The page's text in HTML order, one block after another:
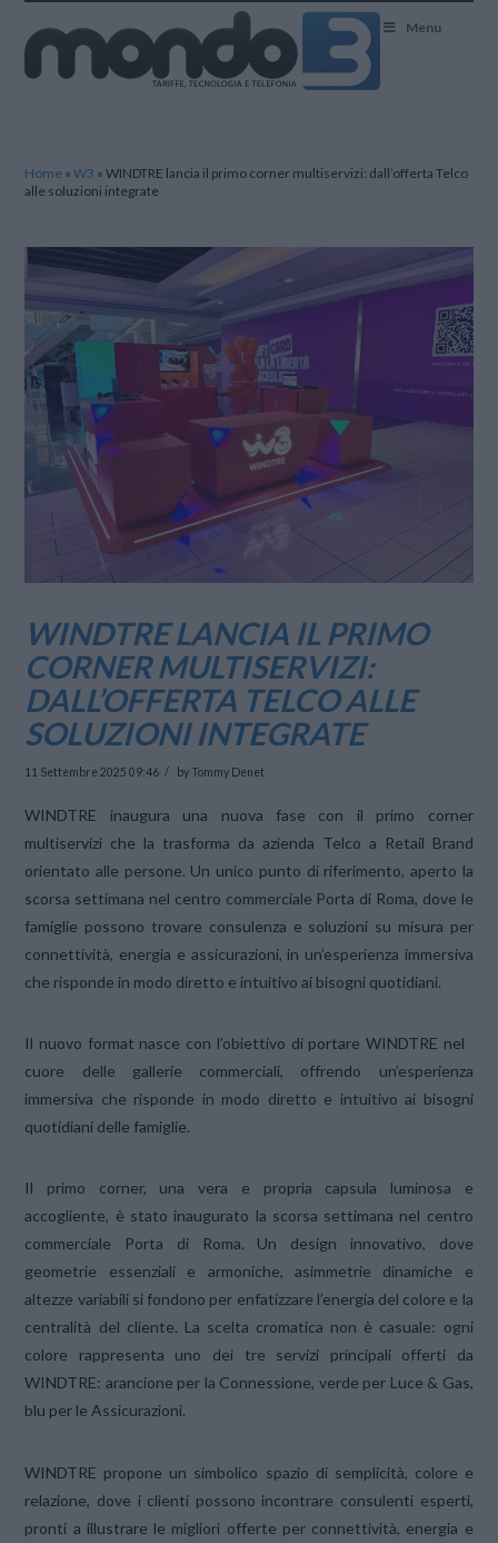
Menu
Home »W3 »WINDTRE lancia il primo corner multiservizi: dall’offerta Telco
alle soluzioni integrate
WINDTRE LANCIA IL PRIMO
CORNER MULTISERVIZI:
DALL’OFFERTA TELCO ALLE
SOLUZIONI INTEGRATE
11 Settembre 2025 09:46 by Tommy Denet
WINDTRE inaugura una nuova fase con il primo corner
multiservizi che la trasforma da azienda Telco a Retail Brand
orientato alle persone. Un unico punto di riferimento, aperto la
scorsa settimana nel centro commerciale Porta di Roma, dove le
famiglie possono trovare consulenza e soluzioni su misura per
connettività, energia e assicurazioni, in un’esperienza immersiva
che risponde in modo diretto e intuitivo ai bisogni quotidiani.
Il nuovo format nasce con l’obiettivo di portare WINDTRE nel
cuore delle gallerie commerciali, offrendo un’esperienza
immersiva che risponde in modo diretto e intuitivo ai bisogni
quotidiani delle famiglie.
Il primo corner, una vera e propria capsula luminosa e
accogliente, è stato inaugurato la scorsa settimana nel centro
commerciale Porta di Roma. Un design innovativo, dove
geometrie essenziali e armoniche, asimmetrie dinamiche e
altezze variabili si fondono per enfatizzare l’energia del colore e la
centralità del cliente. La scelta cromatica non è casuale: ogni
colore rappresenta uno dei tre servizi principali offerti da
WINDTRE: arancione per la Connessione, verde per Luce & Gas,
blu per le Assicurazioni.
WINDTRE propone un simbolico spazio di semplicità, colore e
relazione, dove i clienti possono incontrare consulenti esperti,
pronti a illustrare le migliori offerte per connettività, energia e